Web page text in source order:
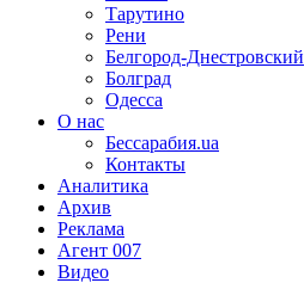
Тарутино
Рени
Белгород-Днестровский
Болград
Одесса
О нас
Бессарабия.ua
Контакты
Аналитика
Архив
Реклама
Агент 007
Видео